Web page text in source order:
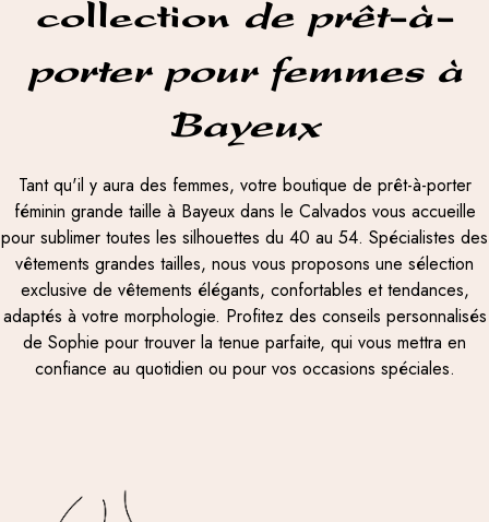
collection de prêt-à-
porter pour femmes à
Bayeux
Tant qu'il y aura des femmes, votre boutique de prêt-à-porter
féminin grande taille à Bayeux dans le Calvados vous accueille
pour sublimer toutes les silhouettes du 40 au 54. Spécialistes des
vêtements grandes tailles, nous vous proposons une sélection
exclusive de vêtements élégants, confortables et tendances,
adaptés à votre morphologie. Profitez des conseils personnalisés
de Sophie pour trouver la tenue parfaite, qui vous mettra en
confiance au quotidien ou pour vos occasions spéciales.